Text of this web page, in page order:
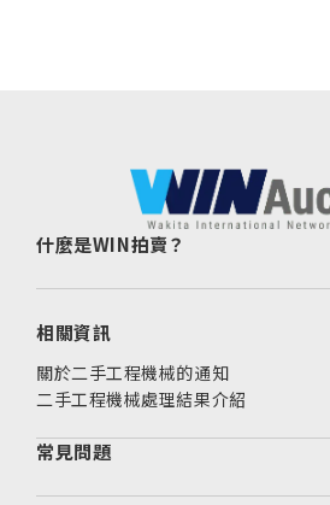
什麼是WIN拍賣？
相關資訊
關於二手工程機械的通知
二手工程機械處理結果介紹
常見問題